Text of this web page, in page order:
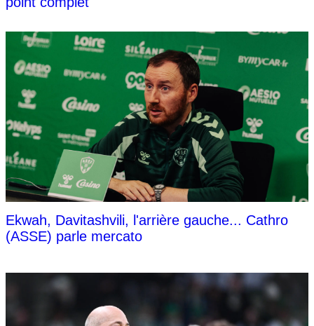
Ekwah, Davitashvili, l'arrière gauche... Cathro
(ASSE) parle mercato